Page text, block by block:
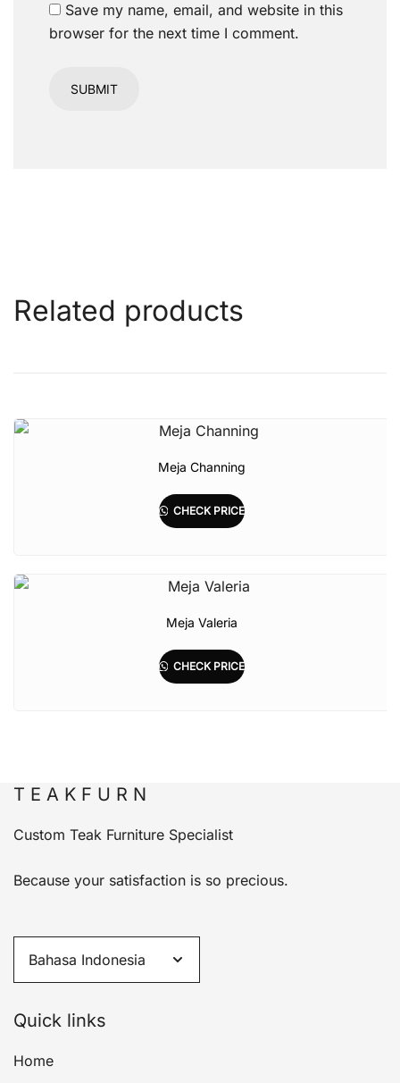
Save my name, email, and website in this
browser for the next time I comment.
Related products
Meja Channing
CHECK PRICE
Meja Valeria
CHECK PRICE
T E A K F U R N
Custom Teak Furniture Specialist
Because your satisfaction is so precious.
Quick links
Home